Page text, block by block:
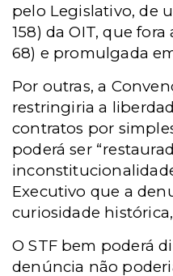
pelo Legislativo, de
158) da OIT, que
68) e promulgada
Por outras, a
restringiria a
contratos por
poderá ser
Executivo que a
curiosidade
O STF bem poderá
denúncia não